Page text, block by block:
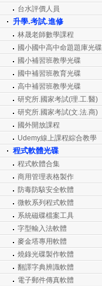
台水評價人員
升學.考試.進修
林晟老師數學課程
國小國中高中命題題庫光碟
國小補習班教學光碟
國中補習班教育光碟
高中補習班教學光碟
研究所.國家考試(理.工.醫)
研究所.國家考試(文.法.商)
國外開放課程
Udemy線上課程綜合教學
程式軟體光碟
程式軟體合集
商用管理表格製作
防毒防駭安全軟體
微軟系列程式軟體
系統磁碟檔案工具
字型輸入法軟體
麥金塔專用軟體
燒錄光碟製作軟體
翻譯字典辨識軟體
電子郵件傳真軟體